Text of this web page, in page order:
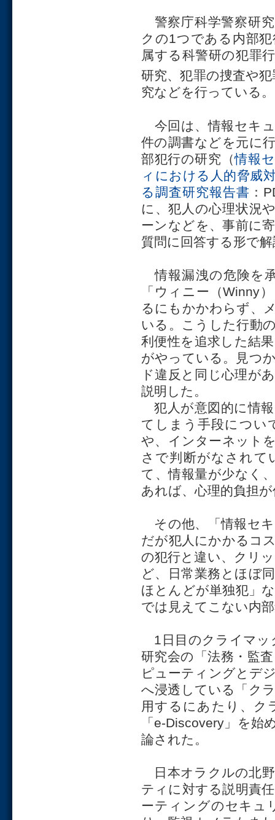
警察庁科学警察研
クの1つである内部
属する科警研の犯罪
研究、犯罪の捜査や
究などを行っている。
今回は、情報セキ
件の調書などを元に
部犯行の研究（情報
ィにおける人的脅威
る調査研究報告書 ：
に、犯人の心理状況
ーンなどを、事前に
質問に回答する形で
情報漏洩の危険を
「ウィニー（Winny
るにもかかわらず、
いる。こうした行動
利便性を追求した結
がやっている。見つ
ド違反と同じ心理が
説明した。
犯人が意図的に情
てしまう手段につい
や、インターネット
さで判断がなされて
て、情報量が少なく
あれば、心理的負担
その他、「情報セ
だが犯人にかかるコ
の犯行と違い、クリ
ど、日常業務とほぼ
ほとんどが単独犯」
では見えてこない内
1日目のクライマッ
研究会の「法務・監
ピューティングとデ
へ浸透している「ク
用するにあたり、ク
「e-Discovery」を始
論された。
日本オラクルの北
ティに対する説明責
ーティングのセキュ